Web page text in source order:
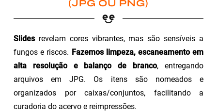
(JPG OU PNG)
Slidesrevelam cores vibrantes, mas são sensíveis a
fungos e riscos. Fazemos limpeza, escaneamento em
alta resolução e balanço de branco, entregando
arquivos em JPG. Os itens são nomeados e
organizados por caixas/conjuntos, facilitando a
curadoria do acervo e reimpressões.